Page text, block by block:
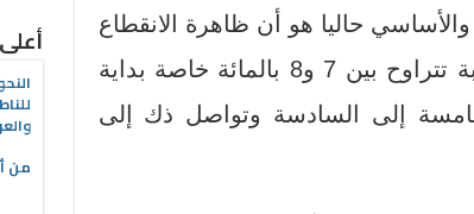
والأساسي حاليا هو أن ظاهرة الانقطاع
كانت في السبعينات والثمانينات بنسبة تتراوح بين 7 و8 بالمائة خاصة بداية
إلى السادسة وتواصل ذك إلى
من